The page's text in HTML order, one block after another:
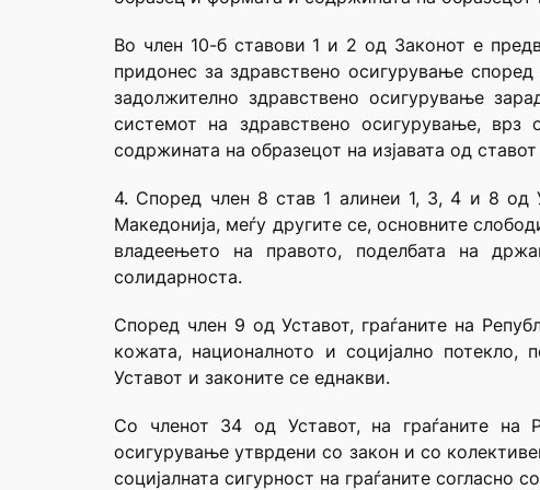
Во член 10-б ставови 1 и 2 од Законот е
придонес за здравствено осигурување
задолжително здравствено осигурување
системот на здравствено осигурување,
содржината на образецот на изјавата од
4. Според член 8 став 1 алинеи 1, 3, 4 и 8 од
Македонија, меѓу другите се, основните
владеењето на правото, поделбата на
солидарноста.
Според член 9 од Уставот, граѓаните на
кожата, националното и социјално потекло,
Уставот и законите се еднакви.
Со членот 34 од Уставот, на граѓаните на
осигурување утврдени со закон и со
социјалната сигурност на граѓаните согласно